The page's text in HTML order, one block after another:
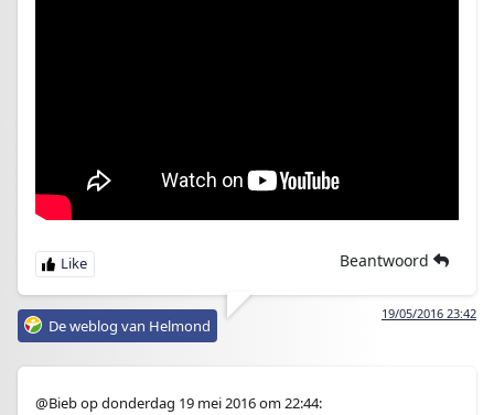
Beantwoord
19/05/2016 23:42
De weblog van Helmond
@Bieb op donderdag 19 mei 2016 om 22:44: